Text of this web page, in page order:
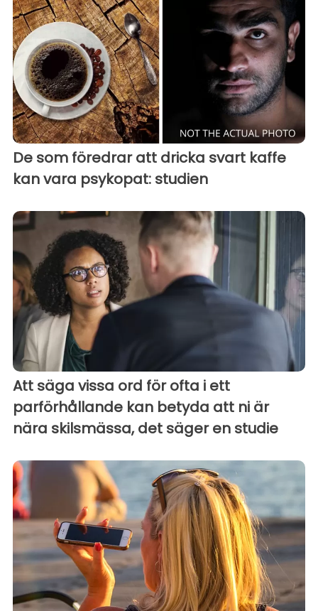
De som föredrar att dricka svart kaffe
kan vara psykopat: studien
Att säga vissa ord för ofta i ett
parförhållande kan betyda att ni är
nära skilsmässa, det säger en studie